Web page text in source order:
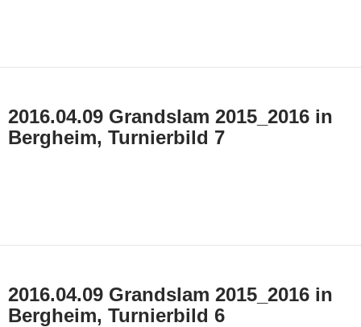
2016.04.09 Grandslam 2015_2016 in
Bergheim, Turnierbild 7
2016.04.09 Grandslam 2015_2016 in
Bergheim, Turnierbild 6